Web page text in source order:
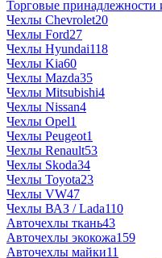
Торговые принадлежности
Чехлы Chevrolet20
Чехлы Ford27
Чехлы Hyundai118
Чехлы Kia60
Чехлы Mazda35
Чехлы Mitsubishi4
Чехлы Nissan4
Чехлы Opel1
Чехлы Peugeot1
Чехлы Renault53
Чехлы Skoda34
Чехлы Toyota23
Чехлы VW47
Чехлы ВАЗ / Lada110
Авточехлы ткань43
Авточехлы экокожа159
Авточехлы майки11